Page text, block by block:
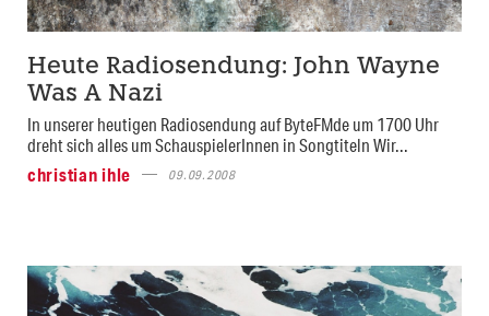
Heute Radiosendung: John Wayne
Was A Nazi
In unserer heutigen Radiosendung auf ByteFMde um 1700 Uhr
dreht sich alles um SchauspielerInnen in Songtiteln Wir...
christian ihle
09.09.2008